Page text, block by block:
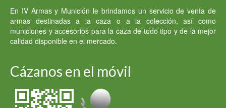
En IV Armas y Munición le brindamos un servicio de venta de
armas destinadas a la caza o a la colección, así como
municiones y accesorios para la caza de todo tipo y de la mejor
calidad disponible en el mercado.
Cázanos en el móvil